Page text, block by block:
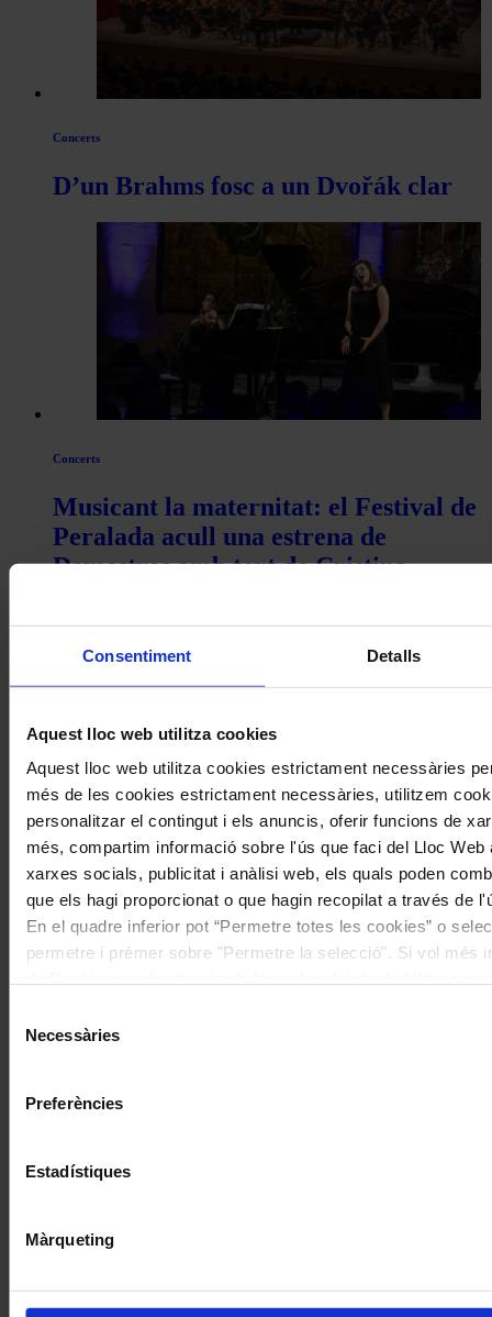
Consentiment Detalls
Aquest lloc web utilitza cookies
Aquest lloc web utilitza cookies estrictament necessàries
més de les cookies estrictament necessàries, utilitzem
personalitzar el contingut i els anuncis, oferir funcions de
més, compartim informació sobre l'ús que faci del Lloc Web
xarxes socials, publicitat i anàlisi web, els quals poden
que els hagi proporcionat o que hagin recopilat a través de
En el quadre inferior pot “Permetre totes les cookies” o
permetre i prémer sobre "Permetre la selecció". Si vol més
Necessàries
Preferències
Estadístiques
Màrqueting
Concerts
D’un Brahms fosc a un Dvořák clar
Concerts
Musicant la maternitat: el Festival de
Peralada acull una estrena de
Demestres amb text de Cristina
Coneix la nostra publicació
20% als concerts del Palau de la Música Catalana
Descomptes a altres cicles de concerts col·laboradors